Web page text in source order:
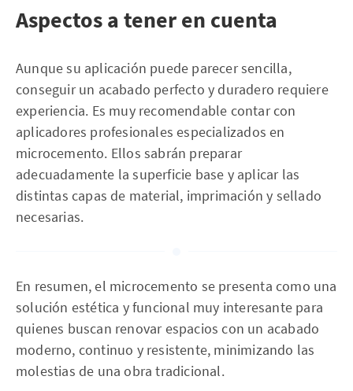
Aspectos a tener en cuenta
Aunque su aplicación puede parecer sencilla,
conseguir un acabado perfecto y duradero requiere
experiencia. Es muy recomendable contar con
aplicadores profesionales especializados en
microcemento. Ellos sabrán preparar
adecuadamente la superficie base y aplicar las
distintas capas de material, imprimación y sellado
necesarias.
En resumen, el microcemento se presenta como una
solución estética y funcional muy interesante para
quienes buscan renovar espacios con un acabado
moderno, continuo y resistente, minimizando las
molestias de una obra tradicional.